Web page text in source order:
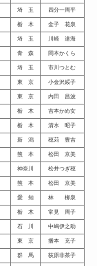
埼 玉 四分一周平
栃 木 金子 花泉
埼 玉 川崎 達海
青 森 岡本かくら
埼 玉 市川つとむ
東 京 小金沢綏子
東 京 内田 昌波
栃 木 吉本かめ女
栃 木 清水 昭子
新 潟 穂苅 豊吉
熊 本 松田 京美
神奈川 松井つぎ穂
熊 本 松田 京美
愛 知 林 柳泉
栃 木 常見 周子
石 川 中嶋伊之助
東 京 播本 充子
群 馬 荻原非茶子